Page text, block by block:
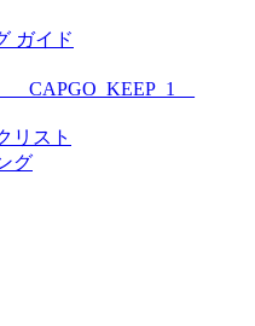
ガイド
__CAPGO_KEEP_1__
リスト
グ